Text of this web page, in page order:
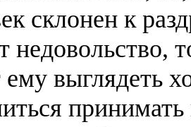
склонен к
недовольство,
ему выглядеть